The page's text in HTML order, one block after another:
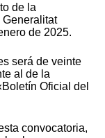
de la
de 2025.
será de veinte
al de la
Oficial del
convocatoria,